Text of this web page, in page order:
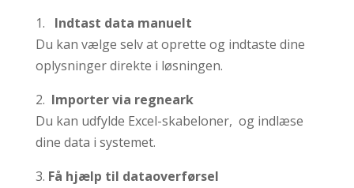
1. Indtast data manuelt
Du kan vælge selv at oprette og indtaste dine
oplysninger direkte i løsningen.
2. Importer via regneark
Du kan udfylde Excel-skabeloner, og indlæse
dine data i systemet.
3. Få hjælp til dataoverførsel